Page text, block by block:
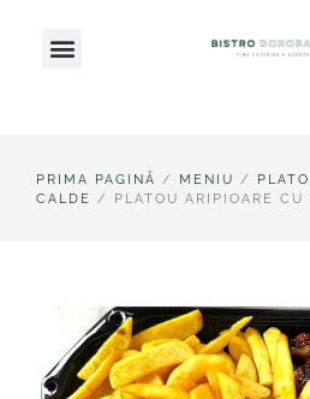
content
Meniu
PRIMA PAGINĂ / MENIU /
CALDE / PLATOU ARIPIOARE CU